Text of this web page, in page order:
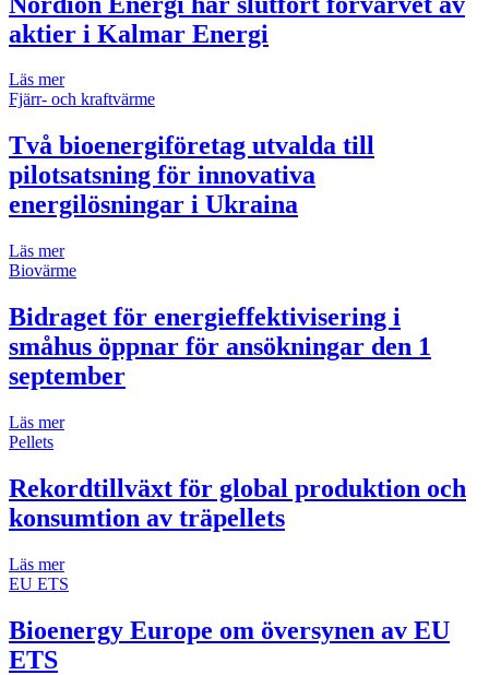
aktier i Kalmar Energi
Läs mer
Fjärr- och kraftvärme
Två bioenergiföretag utvalda till
pilotsatsning för innovativa
energilösningar i Ukraina
Läs mer
Biovärme
Bidraget för energieffektivisering i
småhus öppnar för ansökningar den 1
september
Läs mer
Pellets
Rekordtillväxt för global produktion och
konsumtion av träpellets
Läs mer
EU ETS
Bioenergy Europe om översynen av EU
ETS